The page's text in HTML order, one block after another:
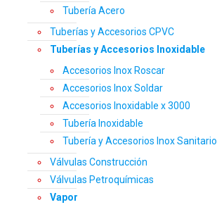
Tubería Acero
Tuberías y Accesorios CPVC
Tuberías y Accesorios Inoxidable
Accesorios Inox Roscar
Accesorios Inox Soldar
Accesorios Inoxidable x 3000
Tubería Inoxidable
Tubería y Accesorios Inox Sanitario
Válvulas Construcción
Válvulas Petroquímicas
Vapor